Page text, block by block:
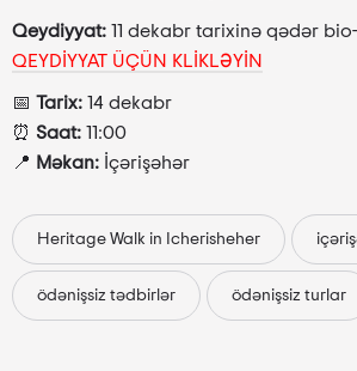
Qeydiyyat: 11 dekabr tarixinə qədər
QEYDİYYAT ÜÇÜN KLİKLƏYİN
📅 Tarix: 14 dekabr
⏰ Saat: 11:00
📍 Məkan: İçərişəhər
Heritage Walk in Icherisheher
ödənişsiz tədbirlər ödənişsiz turlar